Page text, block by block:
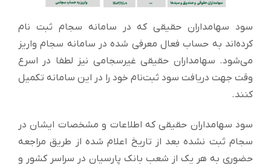
سود سهامداران حقیقی که در سامانه سجام ثبت نام
کرده‌اند به حساب فعال معرفی شده در سامانه سجام واریز
می‌شود. سهامداران حقیقی غیرسجامی نیز لطفا در اسرع
وقت جهت دریافت سود ثبت‌نام خود را در این سامانه تکمیل
کنند.
سود سهامداران حقیقی که اطلاعات و مشخصات ایشان در
سجام ثبت نشده بعد از تاریخ اعلام شده از طریق مراجعه
حضوری به هر یک از شعب بانک پارسیان در سراسر کشور و